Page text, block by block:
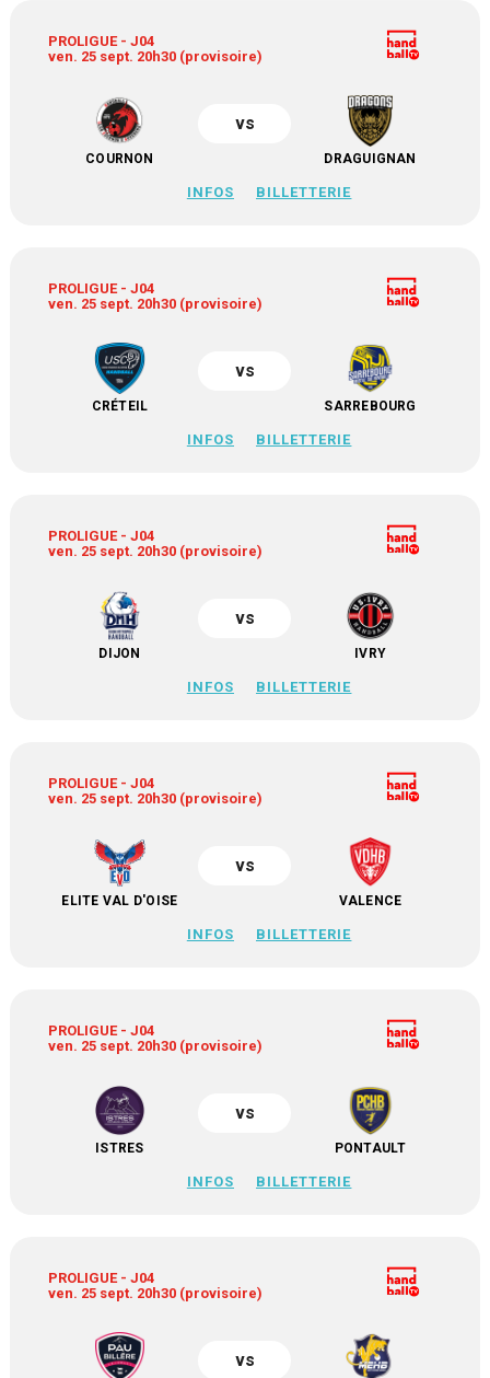
PROLIGUE - J04
ven. 25 sept. 20h30 (provisoire)
COURNON
vs
DRAGUIGNAN
INFOS BILLETTERIE
PROLIGUE - J04
ven. 25 sept. 20h30 (provisoire)
CRÉTEIL
vs
SARREBOURG
INFOS BILLETTERIE
PROLIGUE - J04
ven. 25 sept. 20h30 (provisoire)
DIJON
vs
IVRY
INFOS BILLETTERIE
PROLIGUE - J04
ven. 25 sept. 20h30 (provisoire)
ELITE VAL D'OISE
vs
VALENCE
INFOS BILLETTERIE
PROLIGUE - J04
ven. 25 sept. 20h30 (provisoire)
ISTRES
vs
PONTAULT
INFOS BILLETTERIE
PROLIGUE - J04
ven. 25 sept. 20h30 (provisoire)
vs